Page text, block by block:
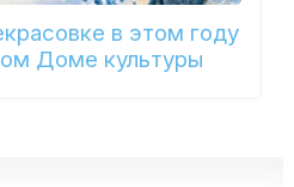
в этом году
Доме культуры